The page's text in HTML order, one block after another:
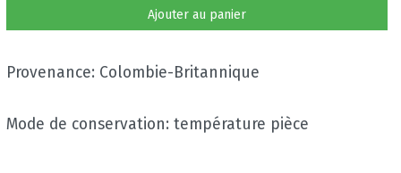
Ajouter au panier
Provenance: Colombie-Britannique
Mode de conservation: température pièce